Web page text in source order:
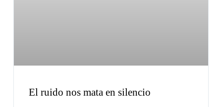
El ruido nos mata en silencio